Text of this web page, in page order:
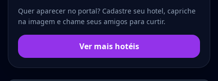
Quer aparecer no portal? Cadastre seu hotel, capriche
na imagem e chame seus amigos para curtir.
Ver mais hotéis